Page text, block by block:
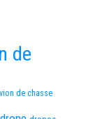
de
de chasse